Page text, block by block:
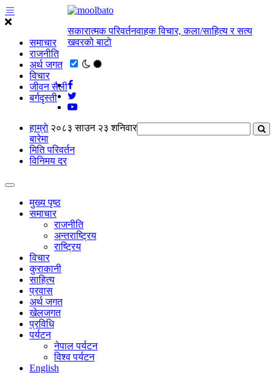
समाचार
राजनीति
अर्थ जगत
विचार
जीवन सैली
बर्गदृस्ती
सकारात्मक परिवर्तनवाहक विचार, कला/साहित्य र सत्य
खवरको बाटाे
२०८३ साउन २३ शनिवार
हाम्राे
बारेमा
मिति परिवर्तन
विनिमय दर
मुख्य पृष्ठ
समाचार
राजनीति
अन्तराष्ट्रिय
राष्ट्रिय
विचार
कुराकानी
साहित्य
प्रवास
अर्थ जगत
खेलजगत
प्रविधि
पर्यटन
नेपाल पर्यटन
विश्व पर्यटन
English